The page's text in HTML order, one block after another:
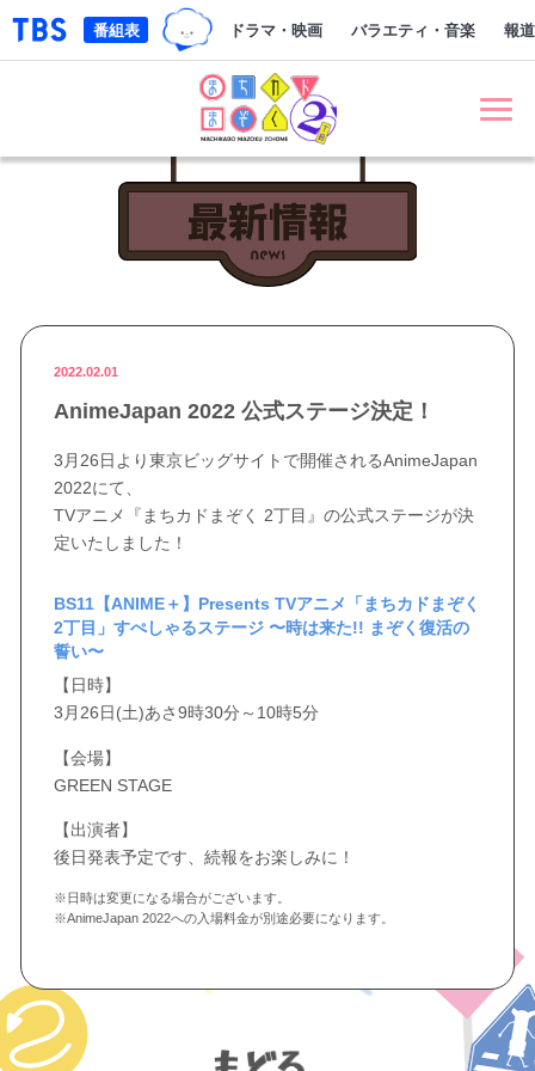
「TBSテレビ｜ときめくときを。」トップページ
TBSグループキャラクター『ワクテ
ドラマ・映画 バラエティ・音楽 報
番組表
最新情報
2022.02.01
AnimeJapan 2022 公式ステージ決定！
3月26日より東京ビッグサイトで開催されるAnimeJapan
2022にて、
TVアニメ『まちカドまぞく 2丁目』の公式ステージが決
定いたしました！
BS11【ANIME＋】Presents TVアニメ「まちカドまぞく
2丁目」すぺしゃるステージ 〜時は来た!! まぞく復活の
誓い〜
【日時】
3月26日(土)あさ9時30分～10時5分
【会場】
GREEN STAGE
【出演者】
後日発表予定です、続報をお楽しみに！
※日時は変更になる場合がございます。
※AnimeJapan 2022への入場料金が別途必要になります。